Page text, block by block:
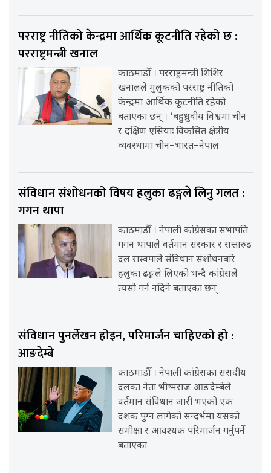
परराष्ट्र नीतिको केन्द्रमा आर्थिक कूटनीति रहेको छ :
परराष्ट्रमन्त्री खनाल
काठमाडौँ । परराष्ट्रमन्त्री शिशिर
खनालले मुलुकको परराष्ट्र नीतिको
केन्द्रमा आर्थिक कूटनीति रहेको
बताएका छन् । ‘बहुध्रुवीय विश्वमा चीन
र दक्षिण एसियाः विकसित क्षेत्रीय
व्यवस्थामा चीन–भारत–नेपाल
संविधान संशोधनको विषय हलुका ढङ्गले लिनु गलत :
गगन थापा
काठमाडौँ । नेपाली कांग्रेसका सभापति
गगन थापाले वर्तमान सरकार र सत्तारुढ
दल रास्वपाले संविधान संशोधनबारे
हलुका ढङ्गले लिएको भन्दै कांग्रेसले
त्यसो गर्न नदिने बताएका छन्
संविधान पुनर्लेखन होइन, परिमार्जन चाहिएको हो :
आङदेम्बे
काठमाडौँ । नेपाली कांग्रेसका संसदीय
दलका नेता भीष्मराज आङदेम्बेले
वर्तमान संविधान जारी भएको एक
दशक पुग्न लागेको सन्दर्भमा यसको
समीक्षा र आवश्यक परिमार्जन गर्नुपर्ने
बताएका